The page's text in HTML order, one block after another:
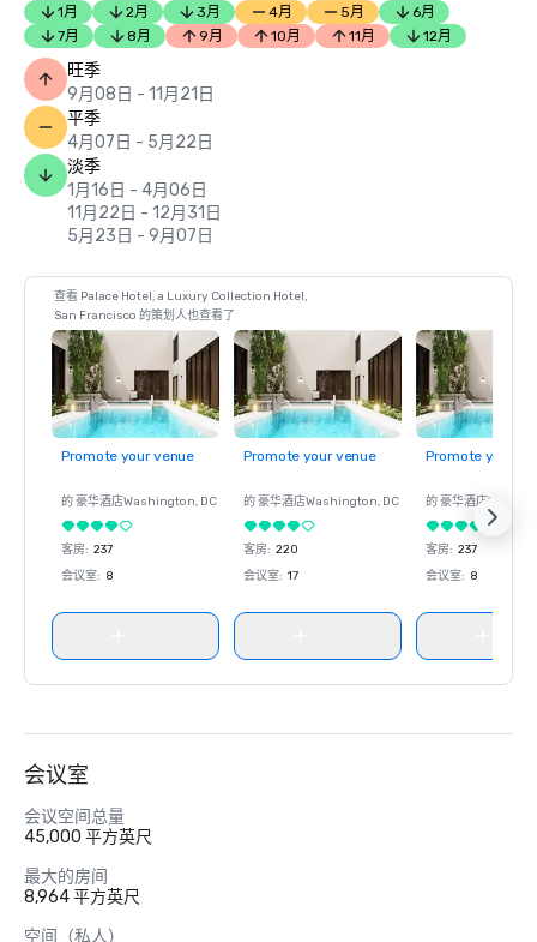
1月 2月 3月 4月 5月
6月
7月
8月 9月 10月 11月 12月
旺季
9月08日 - 11月21日
平季
4月07日 - 5月22日
淡季
1月16日 - 4月06日
11月22日 - 12月31日
5月23日 - 9月07日
查看 Palace Hotel, a Luxury Collection Hotel,
San Francisco 的策划人也查看了
Promote your venue
的 豪华酒店Washington, DC
客房: 237
会议室: 8
Promote your venue
的 豪华酒店Washington, DC
客房: 220
会议室: 17
Promote your
的 豪华酒店
客房: 237
会议室: 8
会议室
会议空间总量
45,000 平方英尺
最大的房间
8,964 平方英尺
空间（私人）